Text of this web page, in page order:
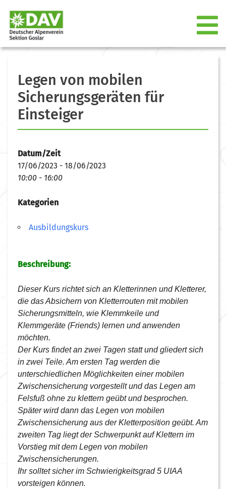
Legen von mobilen
Sicherungsgeräten für
Einsteiger
Datum/Zeit
17/06/2023 - 18/06/2023
10:00 - 16:00
Kategorien
Ausbildungskurs
Beschreibung:
Dieser Kurs richtet sich an Kletterinnen und Kletterer,
die das Absichern von Kletterrouten mit mobilen
Sicherungsmitteln, wie Klemmkeile und
Klemmgeräte (Friends) lernen und anwenden
möchten.
Der Kurs findet an zwei Tagen statt und gliedert sich
in zwei Teile. Am ersten Tag werden die
unterschiedlichen Möglichkeiten einer mobilen
Zwischensicherung vorgestellt und das Legen am
Felsfuß ohne zu klettern geübt und besprochen.
Später wird dann das Legen von mobilen
Zwischensicherung aus der Kletterposition geübt. Am
zweiten Tag liegt der Schwerpunkt auf Klettern im
Vorstieg mit dem Legen von mobilen
Zwischensicherungen.
Ihr solltet sicher im Schwierigkeitsgrad 5 UIAA
vorsteigen können.